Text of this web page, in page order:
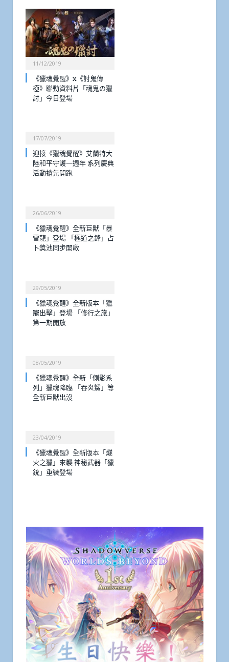
11/12/2019
《獵魂覺醒》x《討鬼傳
極》聯動資料片「魂鬼の獵
討」今日登場
17/07/2019
迎接《獵魂覺醒》艾蘭特大
陸和平守護一週年 系列慶典
活動搶先開跑
26/06/2019
《獵魂覺醒》全新巨獸「暴
雷龍」登場 「極道之鋒」占
卜獎池同步開啟
29/05/2019
《獵魂覺醒》全新版本「獵
寵出擊」登場 「修行之旅」
第一期開放
08/05/2019
《獵魂覺醒》全新「側影系
列」獵魂降臨 「吞炎鯊」等
全新巨獸出沒
23/04/2019
《獵魂覺醒》全新版本「燧
火之獵」來襲 神秘武器「獵
銃」重裝登場